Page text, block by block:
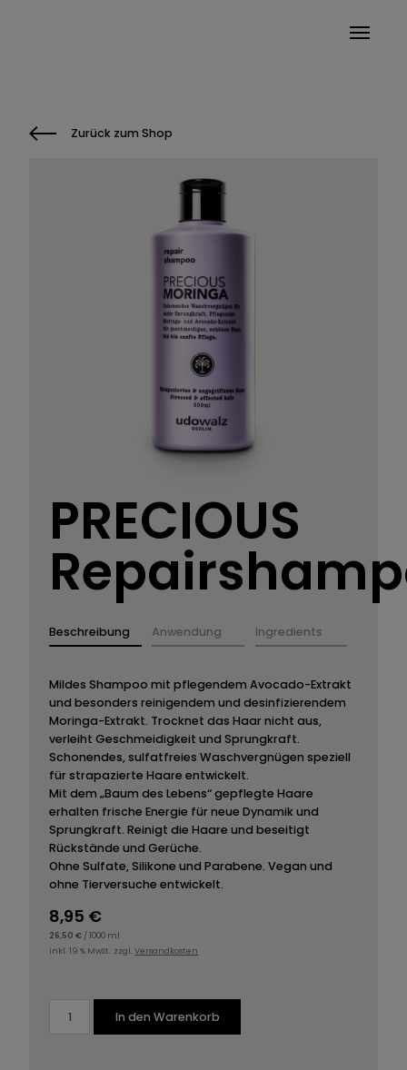
Zurück zum Shop
PRECIOUS
Beschreibung Anwendung Ingredients
Mildes Shampoo mit pflegendem Avocado-Extrakt
und besonders reinigendem und desinfizierendem
Moringa-Extrakt. Trocknet das Haar nicht aus,
verleiht Geschmeidigkeit und Sprungkraft.
Schonendes, sulfatfreies Waschvergnügen speziell
für strapazierte Haare entwickelt.
Mit dem „Baum des Lebens“ gepflegte Haare
erhalten frische Energie für neue Dynamik und
Sprungkraft. Reinigt die Haare und beseitigt
Rückstände und Gerüche.
Ohne Sulfate, Silikone und Parabene. Vegan und
ohne Tierversuche entwickelt.
8,95 €
26,50€ /1000 ml
inkl. 19 % MwSt. zzgl.Versandkosten
In den Warenkorb